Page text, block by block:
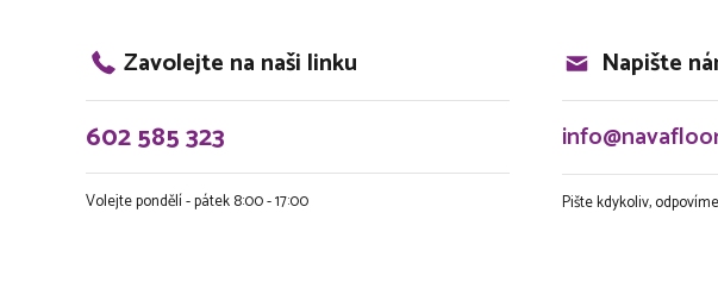
Zavolejte na naši linku
602 585 323
Volejte pondělí - pátek 8:00 - 17:00
Napište
Pište kdykoliv,